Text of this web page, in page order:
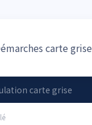
carte grise
carte grise